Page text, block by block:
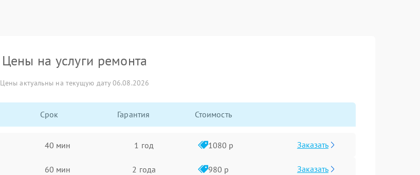
Цены на услуги ремонта
Цены актуальны на текущую дату 06.08.2026
Срок Гарантия Стоимость
40 мин 1 год 1080 р Заказать
60 мин 2 года 980 р Заказать